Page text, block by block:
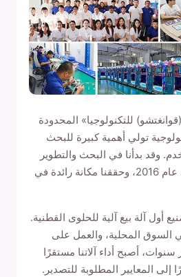
للتكنولوجيا» المحدودة
تولي أهمية كبيرة للبحث
وقد بدأنا في البحث والتطوير
في مجال آلات البيع في عام 2016، وحققنا مكانة رائدة في
قمنا بتصنيع أول آلة بيع آلية للحلوى القطنية.
السوق المحلية، والعمل على
أصبح أداء آلاتنا مستقرًا
إلى المعايير المطلوبة للتصدير.